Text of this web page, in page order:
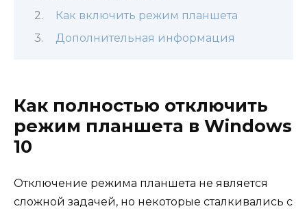
Как включить режим планшета
Дополнительная информация
Как полностью отключить
режим планшета в Windows
10
Отключение режима планшета не является
сложной задачей, но некоторые сталкивались с